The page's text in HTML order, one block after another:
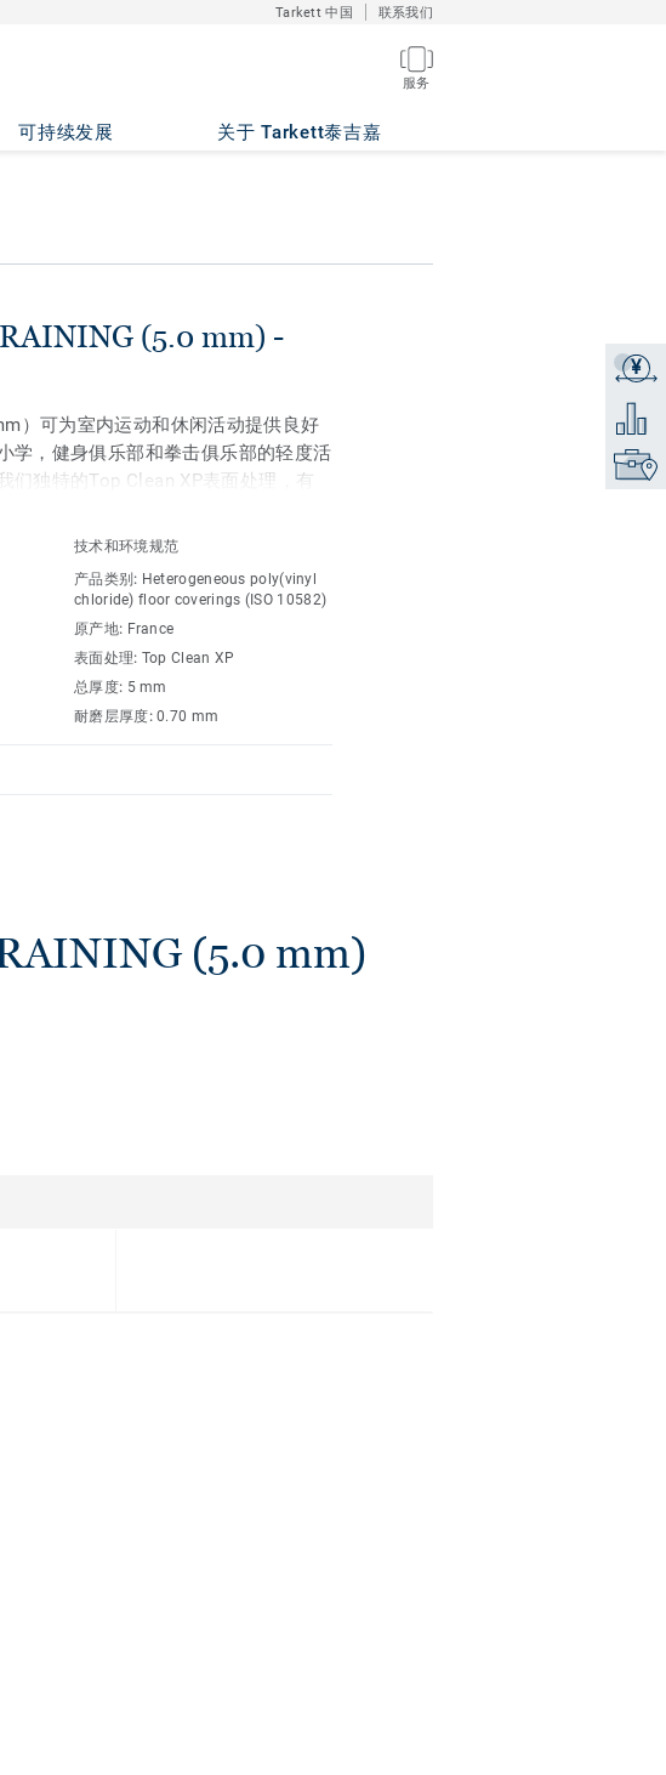
Tarkett 中国 联系我们
服务
可持续发展 关于 Tarkett泰吉嘉
¥
获取报
添加到
找到销
(5.0 mm) -
）可为室内运动和休闲活动提供良好
学，健身俱乐部和拳击俱乐部的轻度活
们独特的Top Clean XP表面处理，有
维护成本。
技术和环境规范
产品类别: Heterogeneous poly(vinyl
chloride) floor coverings (ISO 10582)
原产地: France
表面处理: Top Clean XP
总厚度: 5 mm
耐磨层厚度:0.70 mm
(5.0 mm)